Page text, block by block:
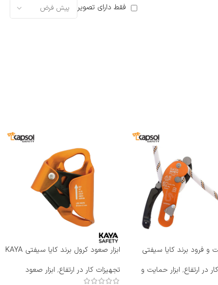
فقط دارای تصویر
و فرود برند کایا سیفتی
در ارتفاع, ابزار حمایت و
ابزار صعود کرول برند کایا سیفتی KAYA
تجهیزات کار در ارتفاع, ابزار صعود